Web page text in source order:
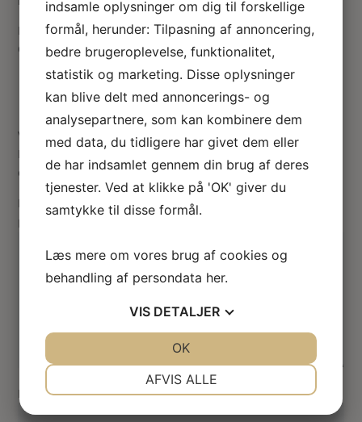
Lavet af den anerkendte miniature kunstner Elisabeth
Causeret.
Vær den første til at anmelde “Kasserolle i grøn keramik”
Din e-mailadresse vil ikke blive publiceret.
er markeret med*
Din vurdering
Din anmeldelse
Navn*
indsamle oplysninger om dig til forskellige
formål, herunder: Tilpasning af annoncering,
bedre brugeroplevelse, funktionalitet,
statistik og marketing. Disse oplysninger
kan blive delt med annoncerings- og
analysepartnere, som kan kombinere dem
med data, du tidligere har givet dem eller
de har indsamlet gennem din brug af deres
tjenester. Ved at klikke på 'OK' giver du
samtykke til disse formål.
Læs mere om vores brug af cookies og
behandling af persondata her.
VIS DETALJER
AFVIS ALLE
OK